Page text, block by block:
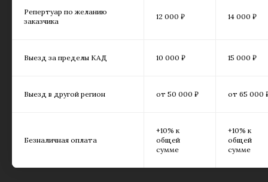
Репертуар по желанию
заказчика
12 000 ₽ 14 000 ₽
Выезд за пределы КАД 10 000 ₽ 15 000 ₽
Выезд в другой регион от 50 000 ₽ от 65 000
Безналичная оплата
+10% к
общей
сумме
+10% к
общей
сумме